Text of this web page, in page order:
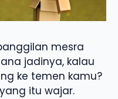
mesra
jadinya, kalau
ke temen kamu?
itu wajar.